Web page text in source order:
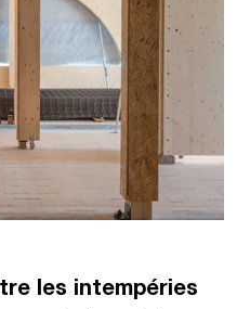
les intempéries